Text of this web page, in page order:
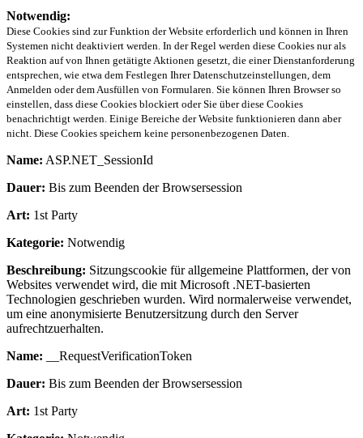
Notwendig:
Diese Cookies sind zur Funktion der Website erforderlich und können in Ihren
Systemen nicht deaktiviert werden. In der Regel werden diese Cookies nur als
Reaktion auf von Ihnen getätigte Aktionen gesetzt, die einer Dienstanforderung
entsprechen, wie etwa dem Festlegen Ihrer Datenschutzeinstellungen, dem
Anmelden oder dem Ausfüllen von Formularen. Sie können Ihren Browser so
einstellen, dass diese Cookies blockiert oder Sie über diese Cookies
benachrichtigt werden. Einige Bereiche der Website funktionieren dann aber
nicht. Diese Cookies speichern keine personenbezogenen Daten.
Name: ASP.NET_SessionId
Dauer: Bis zum Beenden der Browsersession
Art: 1st Party
Kategorie: Notwendig
Beschreibung: Sitzungscookie für allgemeine Plattformen, der von
Websites verwendet wird, die mit Microsoft .NET-basierten
Technologien geschrieben wurden. Wird normalerweise verwendet,
um eine anonymisierte Benutzersitzung durch den Server
aufrechtzuerhalten.
Name: __RequestVerificationToken
Dauer: Bis zum Beenden der Browsersession
Art: 1st Party